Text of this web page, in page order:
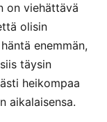
on viehättävä
olisin
enemmän,
täysin
heikompaa
aikalaisensa.